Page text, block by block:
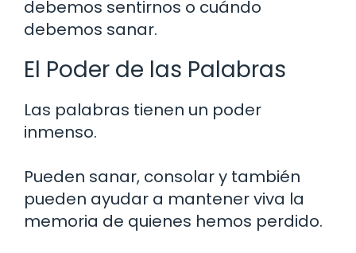
debemos sentirnos o cuándo
debemos sanar.
El Poder de las Palabras
Las palabras tienen un poder
inmenso.
Pueden sanar, consolar y también
pueden ayudar a mantener viva la
memoria de quienes hemos perdido.